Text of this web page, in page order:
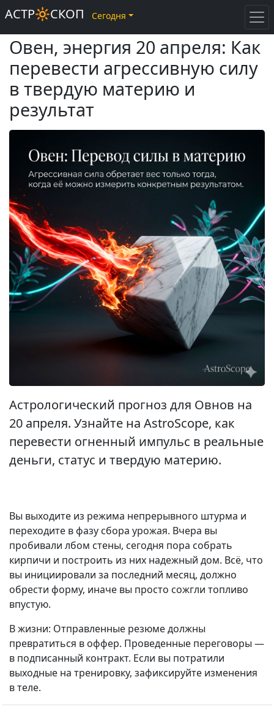
Овен, энергия 20 апреля: Как
перевести агрессивную силу
в твердую материю и
результат
Астрологический прогноз для Овнов на
20 апреля. Узнайте на AstroScope, как
перевести огненный импульс в реальные
деньги, статус и твердую материю.
Вы выходите из режима непрерывного штурма и
переходите в фазу сбора урожая. Вчера вы
пробивали лбом стены, сегодня пора собрать
кирпичи и построить из них надежный дом. Всё, что
вы инициировали за последний месяц, должно
обрести форму, иначе вы просто сожгли топливо
впустую.
В жизни: Отправленные резюме должны
превратиться в оффер. Проведенные переговоры —
в подписанный контракт. Если вы потратили
выходные на тренировку, зафиксируйте изменения
в теле.
АСТР🔆СКОП Сегодня